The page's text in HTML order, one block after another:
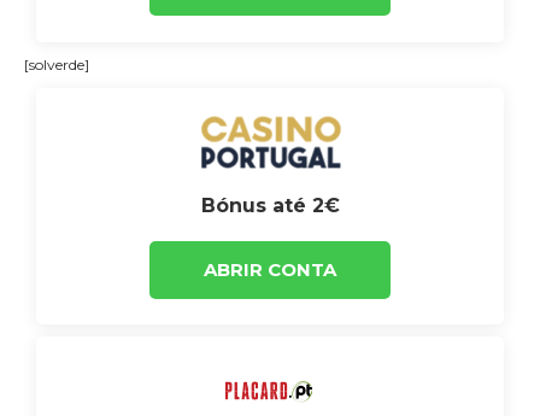
[solverde]
Bónus até 2€
ABRIR CONTA